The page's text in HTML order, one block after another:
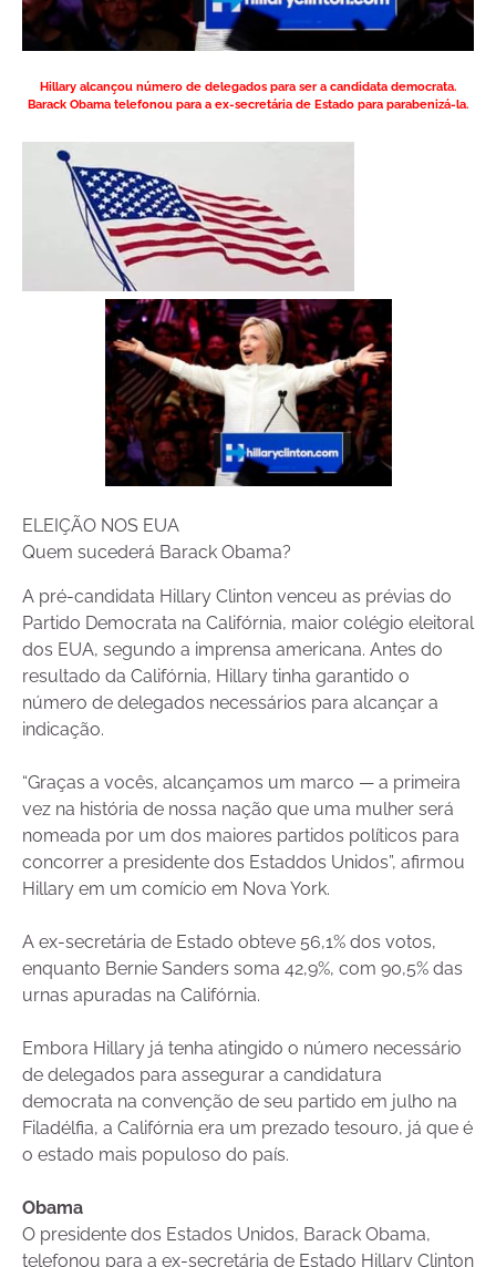
Hillary alcançou número de delegados para ser a candidata democrata.
Barack Obama telefonou para a ex-secretária de Estado para parabenizá-la.
ELEIÇÃO NOS EUA
Quem sucederá Barack Obama?
A pré-candidata Hillary Clinton venceu as prévias do
Partido Democrata na Califórnia, maior colégio eleitoral
dos EUA, segundo a imprensa americana. Antes do
resultado da Califórnia, Hillary tinha garantido o
número de delegados necessários para alcançar a
indicação.
“Graças a vocês, alcançamos um marco — a primeira
vez na história de nossa nação que uma mulher será
nomeada por um dos maiores partidos políticos para
concorrer a presidente dos Estaddos Unidos”, afirmou
Hillary em um comício em Nova York.
A ex-secretária de Estado obteve 56,1% dos votos,
enquanto Bernie Sanders soma 42,9%, com 90,5% das
urnas apuradas na Califórnia.
Embora Hillary já tenha atingido o número necessário
de delegados para assegurar a candidatura
democrata na convenção de seu partido em julho na
Filadélfia, a Califórnia era um prezado tesouro, já que é
o estado mais populoso do país.
Obama
O presidente dos Estados Unidos, Barack Obama,
telefonou para a ex-secretária de Estado Hillary Clinton